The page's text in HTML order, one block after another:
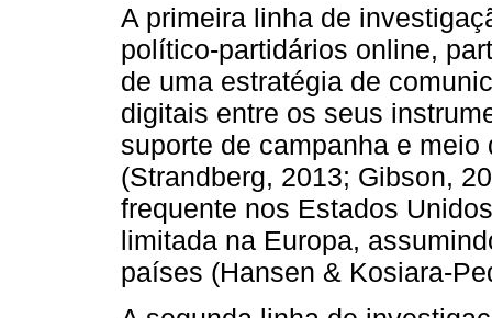
A primeira linha de
político-partidários online,
de uma estratégia de
digitais entre os seus
suporte de campanha e
(Strandberg, 2013; Gibson,
frequente nos Estados
limitada na Europa,
países (Hansen & Kosiara-